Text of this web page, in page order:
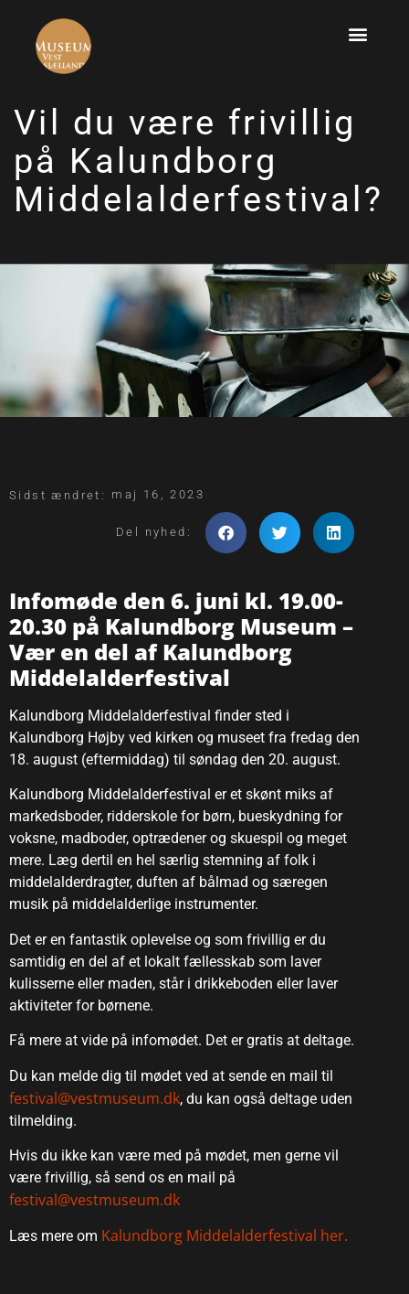
Vil du være frivillig
på Kalundborg
Middelalderfestival?
Sidst ændret: maj 16, 2023
Del nyhed:
Infomøde den 6. juni kl. 19.00-
20.30 på Kalundborg Museum –
Vær en del af Kalundborg
Middelalderfestival
Kalundborg Middelalderfestival finder sted i
Kalundborg Højby ved kirken og museet fra fredag den
18. august (eftermiddag) til søndag den 20. august.
Kalundborg Middelalderfestival er et skønt miks af
markedsboder, ridderskole for børn, bueskydning for
voksne, madboder, optrædener og skuespil og meget
mere. Læg dertil en hel særlig stemning af folk i
middelalderdragter, duften af bålmad og særegen
musik på middelalderlige instrumenter.
Det er en fantastik oplevelse og som frivillig er du
samtidig en del af et lokalt fællesskab som laver
kulisserne eller maden, står i drikkeboden eller laver
aktiviteter for børnene.
Få mere at vide på infomødet. Det er gratis at deltage.
Du kan melde dig til mødet ved at sende en mail til
festival@vestmuseum.dk, du kan også deltage uden
tilmelding.
Hvis du ikke kan være med på mødet, men gerne vil
være frivillig, så send os en mail på
festival@vestmuseum.dk
Læs mere om Kalundborg Middelalderfestival her.